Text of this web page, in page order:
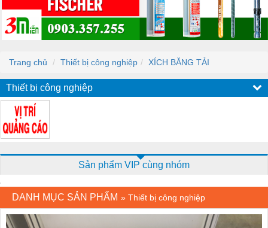
Trang chủ Thiết bị công nghiệp XÍCH BĂNG TẢI
Thiết bị công nghiệp
Sản phẩm VIP cùng nhóm
DANH MỤC SẢN PHẨM » Thiết bị công nghiệp